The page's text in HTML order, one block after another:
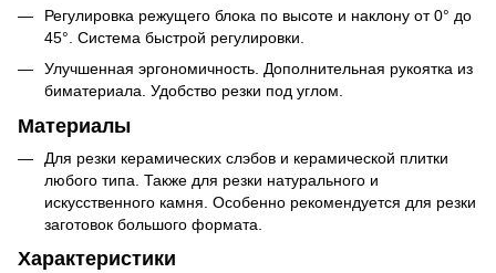
Регулировка режущего блока по высоте и наклону от 0° до
45°. Система быстрой регулировки.
Улучшенная эргономичность. Дополнительная рукоятка из
биматериала. Удобство резки под углом.
Материалы
Для резки керамических слэбов и керамической плитки
любого типа. Также для резки натурального и
искусственного камня. Особенно рекомендуется для резки
заготовок большого формата.
Характеристики